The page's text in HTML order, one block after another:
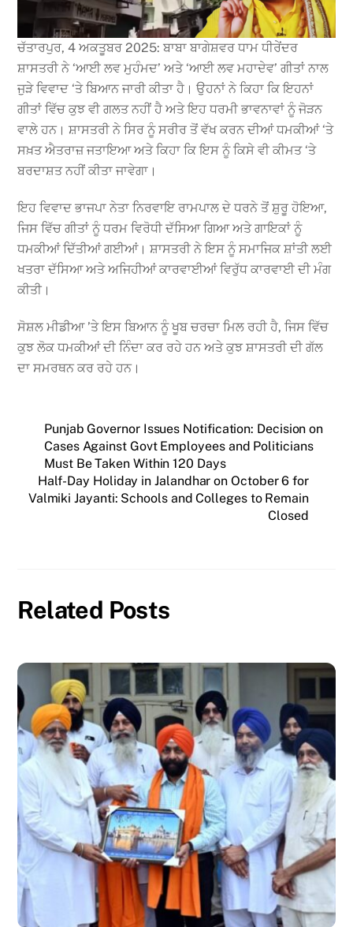
ਚੱਤਾਰਪੁਰ, 4 ਅਕਤੂਬਰ 2025: ਬਾਬਾ ਬਾਗੇਸ਼ਵਰ ਧਾਮ ਧੀਰੇਂਦਰ
ਸ਼ਾਸਤਰੀ ਨੇ ‘ਆਈ ਲਵ ਮੁਹੰਮਦ’ ਅਤੇ ‘ਆਈ ਲਵ ਮਹਾਦੇਵ’ ਗੀਤਾਂ ਨਾਲ
ਜੁੜੇ ਵਿਵਾਦ ‘ਤੇ ਬਿਆਨ ਜਾਰੀ ਕੀਤਾ ਹੈ। ਉਹਨਾਂ ਨੇ ਕਿਹਾ ਕਿ ਇਹਨਾਂ
ਗੀਤਾਂ ਵਿੱਚ ਕੁਝ ਵੀ ਗਲਤ ਨਹੀਂ ਹੈ ਅਤੇ ਇਹ ਧਰਮੀ ਭਾਵਨਾਵਾਂ ਨੂੰ ਜੋੜਨ
ਵਾਲੇ ਹਨ। ਸ਼ਾਸਤਰੀ ਨੇ ਸਿਰ ਨੂੰ ਸਰੀਰ ਤੋਂ ਵੱਖ ਕਰਨ ਦੀਆਂ ਧਮਕੀਆਂ ‘ਤੇ
ਸਖ਼ਤ ਐਤਰਾਜ਼ ਜਤਾਇਆ ਅਤੇ ਕਿਹਾ ਕਿ ਇਸ ਨੂੰ ਕਿਸੇ ਵੀ ਕੀਮਤ ‘ਤੇ
ਬਰਦਾਸ਼ਤ ਨਹੀਂ ਕੀਤਾ ਜਾਵੇਗਾ।
ਇਹ ਵਿਵਾਦ ਭਾਜਪਾ ਨੇਤਾ ਨਿਰਵਾਇ ਰਾਮਪਾਲ ਦੇ ਧਰਨੇ ਤੋਂ ਸ਼ੁਰੂ ਹੋਇਆ,
ਜਿਸ ਵਿੱਚ ਗੀਤਾਂ ਨੂੰ ਧਰਮ ਵਿਰੋਧੀ ਦੱਸਿਆ ਗਿਆ ਅਤੇ ਗਾਇਕਾਂ ਨੂੰ
ਧਮਕੀਆਂ ਦਿੱਤੀਆਂ ਗਈਆਂ। ਸ਼ਾਸਤਰੀ ਨੇ ਇਸ ਨੂੰ ਸਮਾਜਿਕ ਸ਼ਾਂਤੀ ਲਈ
ਖਤਰਾ ਦੱਸਿਆ ਅਤੇ ਅਜਿਹੀਆਂ ਕਾਰਵਾਈਆਂ ਵਿਰੁੱਧ ਕਾਰਵਾਈ ਦੀ ਮੰਗ
ਕੀਤੀ।
ਸੋਸ਼ਲ ਮੀਡੀਆ ’ਤੇ ਇਸ ਬਿਆਨ ਨੂੰ ਖੂਬ ਚਰਚਾ ਮਿਲ ਰਹੀ ਹੈ, ਜਿਸ ਵਿੱਚ
ਕੁਝ ਲੋਕ ਧਮਕੀਆਂ ਦੀ ਨਿੰਦਾ ਕਰ ਰਹੇ ਹਨ ਅਤੇ ਕੁਝ ਸ਼ਾਸਤਰੀ ਦੀ ਗੱਲ
ਦਾ ਸਮਰਥਨ ਕਰ ਰਹੇ ਹਨ।
Punjab Governor Issues Notification: Decision on
Cases Against Govt Employees and Politicians
Must Be Taken Within 120 Days
Half-Day Holiday in Jalandhar on October 6 for
Valmiki Jayanti: Schools and Colleges to Remain
Closed
Related Posts